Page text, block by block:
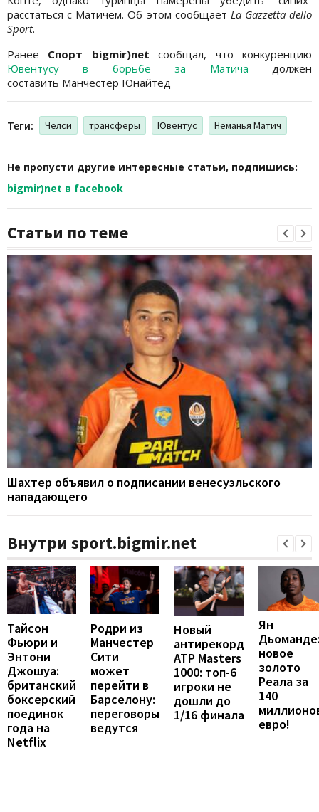
расстаться с Матичем. Об этом сообщает La Gazzetta dello
Sport.
Ранее Спорт bigmir)net сообщал, что конкуренцию
Ювентусу в борьбе за Матича должен
составить Манчестер Юнайтед
Теги: Челси трансферы Ювентус Неманья Матич
Не пропусти другие интересные статьи, подпишись:
bigmir)net в facebook
Статьи по теме
Шахтер объявил о подписании венесуэльского
нападающего
Внутри sport.bigmir.net
Тайсон
Фьюри и
Энтони
Джошуа:
британский
боксерский
поединок
года на
Netflix
Родри из
Манчестер
Сити
может
перейти в
Барселону:
переговоры
ведутся
Новый
антирекорд
ATP Masters
1000: топ-6
игроки не
дошли до
1/16 финала
Ян
новое
золото
Реала за
140
евро!